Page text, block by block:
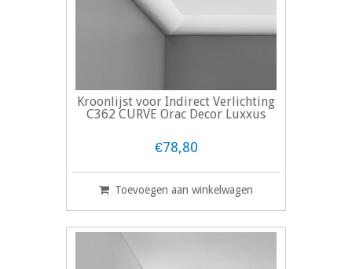
Kroonlijst voor Indirect Verlichting
C362 CURVE Orac Decor Luxxus
€78,80
Toevoegen aan winkelwagen